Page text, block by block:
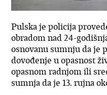
Pulska je policija
obradom nad 24-
osnovanu sumnju da je
dovođenje u opasnost
opasnom radnjom ili
sumnja da je 13. rujna